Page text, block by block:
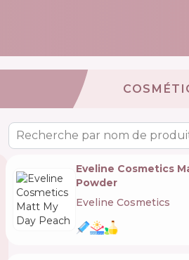
Recherche par nom de
Eveline Cosmetics
Powder
Eveline Cosmetics